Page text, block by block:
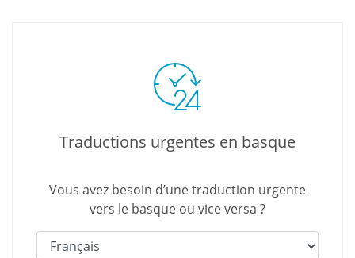
Traductions urgentes en basque
Vous avez besoin d’une traduction urgente
vers le basque ou vice versa ?